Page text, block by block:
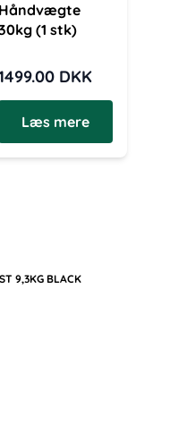
Håndvægte
(1 stk)
DKK
Læs mere
9,3KG BLACK